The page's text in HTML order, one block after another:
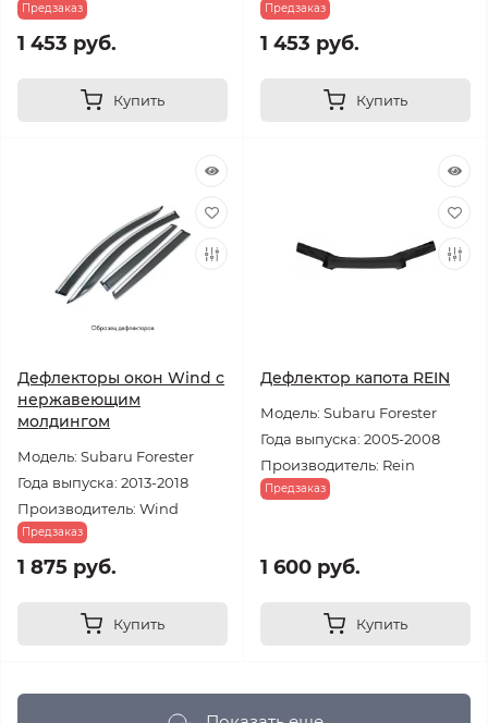
Предзаказ
1 453 руб.
Купить
Предзаказ
1 453 руб.
Купить
Дефлекторы окон Wind с
нержавеющим
молдингом
Модель: Subaru Forester
Года выпуска: 2013-2018
Производитель: Wind
Предзаказ
1 875 руб.
Купить
Дефлектор капота REIN
Модель: Subaru Forester
Года выпуска: 2005-2008
Производитель: Rein
Предзаказ
1 600 руб.
Купить